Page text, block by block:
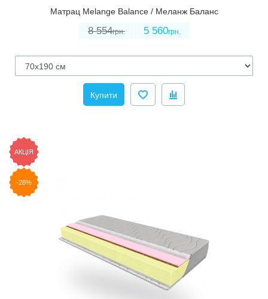
Матрац Melange Balance / Меланж Баланс
8 554грн. 5 560грн.
Купити
АКЦІЯ
-28%